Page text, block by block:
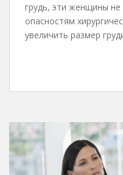
грудь, эти женщины
опасностям
увеличить размер